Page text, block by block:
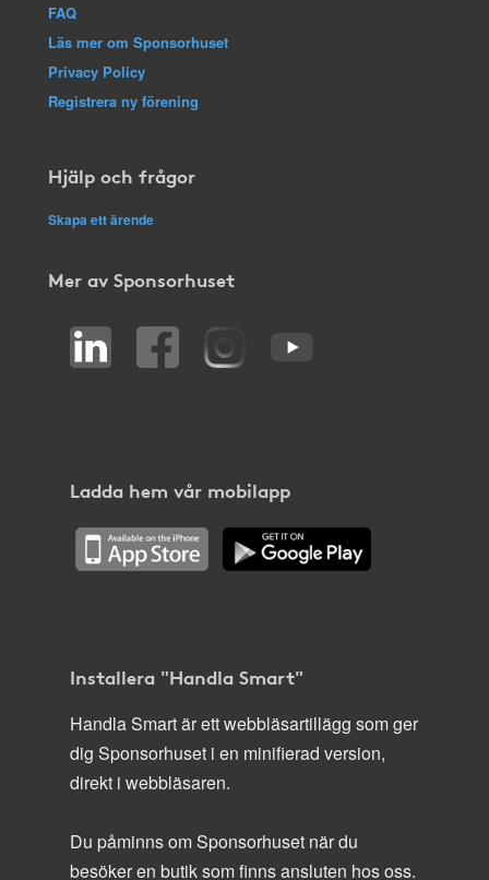
FAQ
Läs mer om Sponsorhuset
Privacy Policy
Registrera ny förening
Hjälp och frågor
Skapa ett ärende
Mer av Sponsorhuset
Ladda hem vår mobilapp
Installera "Handla Smart"
Handla Smart är ett webbläsartillägg som ger
dig Sponsorhuset i en minifierad version,
direkt i webbläsaren.
Du påminns om Sponsorhuset när du
besöker en butik som finns ansluten hos oss.